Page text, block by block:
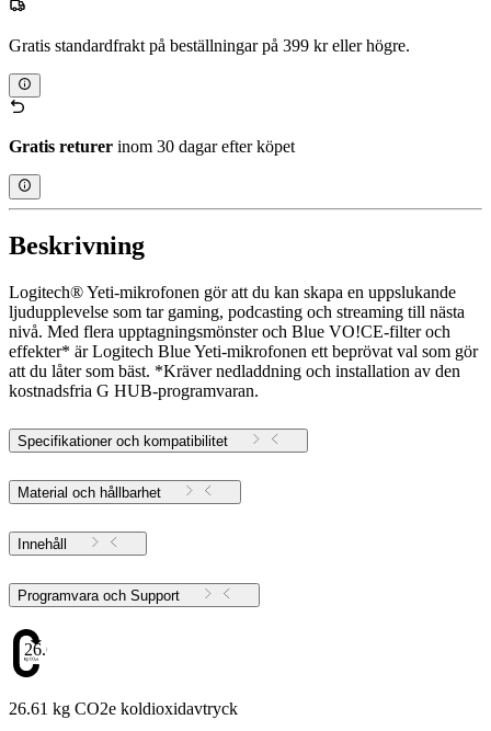
Gratis standardfrakt på beställningar på 399 kr eller högre.
Gratis returer inom 30 dagar efter köpet
Beskrivning
Logitech® Yeti-mikrofonen gör att du kan skapa en uppslukande
ljudupplevelse som tar gaming, podcasting och streaming till nästa
nivå. Med flera upptagningsmönster och Blue VO!CE-filter och
effekter* är Logitech Blue Yeti-mikrofonen ett beprövat val som gör
att du låter som bäst. *Kräver nedladdning och installation av den
kostnadsfria G HUB-programvaran.
Specifikationer och kompatibilitet
Material och hållbarhet
Innehåll
Programvara och Support
26.61
26.61 kg CO2e koldioxidavtryck